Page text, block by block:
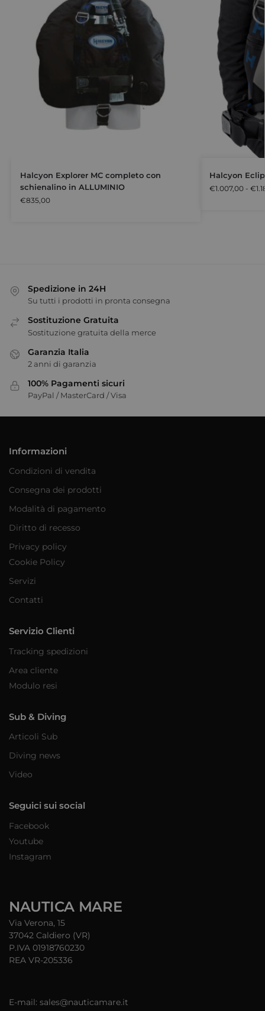
Halcyon Explorer MC completo con
schienalino in ALLUMINIO
€835,00
Halcyon
€1.007,00 - €
Spedizione in 24H
Su tutti i prodotti in pronta consegna
Sostituzione Gratuita
Sostituzione gratuita della merce
Garanzia Italia
2 anni di garanzia
100% Pagamenti sicuri
PayPal / MasterCard / Visa
Informazioni
Condizioni di vendita
Consegna dei prodotti
Modalità di pagamento
Diritto di recesso
Privacy policy
Cookie Policy
Servizi
Contatti
Servizio Clienti
Tracking spedizioni
Area cliente
Modulo resi
Sub & Diving
Articoli Sub
Diving news
Video
Seguici sui social
Facebook
Youtube
Instagram
NAUTICA MARE
Via Verona, 15
37042 Caldiero (VR)
P.IVA 01918760230
REA VR-205336
E-mail: sales@nauticamare.it